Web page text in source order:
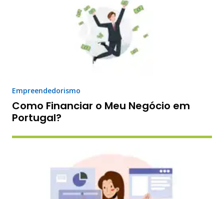
Empreendedorismo
Como Financiar o Meu Negócio em
Portugal?